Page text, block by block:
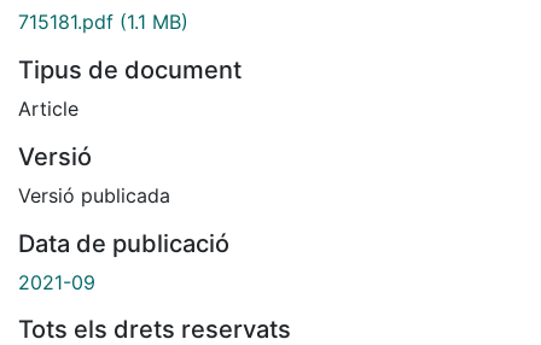
715181.pdf (1.1 MB)
Tipus de document
Article
Versió
Versió publicada
Data de publicació
2021-09
Tots els drets reservats